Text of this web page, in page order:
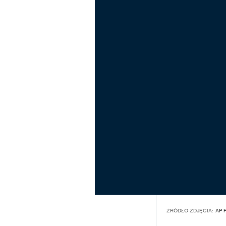
ŹRÓDŁO ZDJĘCIA: AP